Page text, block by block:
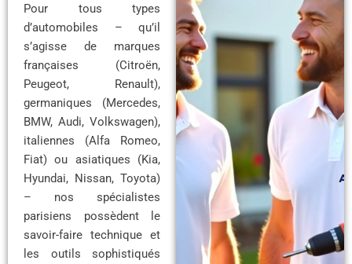
Pour tous types
d’automobiles – qu’il
s’agisse de marques
françaises (Citroën,
Peugeot, Renault),
germaniques (Mercedes,
BMW, Audi, Volkswagen),
italiennes (Alfa Romeo,
Fiat) ou asiatiques (Kia,
Hyundai, Nissan, Toyota)
– nos spécialistes
parisiens possèdent le
savoir-faire technique et
les outils sophistiqués